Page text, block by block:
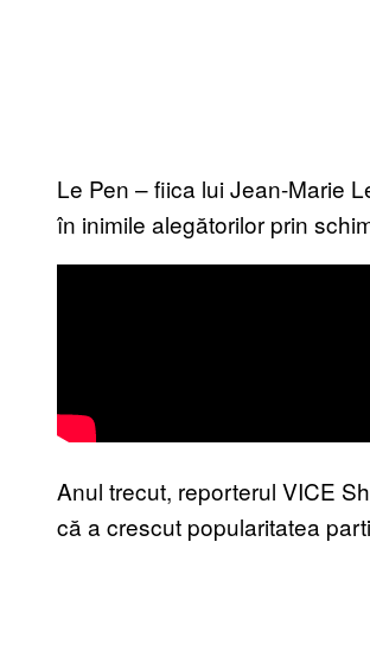
Le Pen – fiica lui Jean-Marie
în inimile alegătorilor prin
Anul trecut, reporterul VICE
că a crescut popularitatea